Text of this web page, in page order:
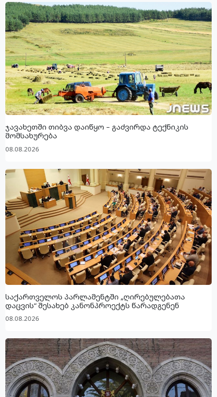
ჯავახეთში თიბვა დაიწყო – გაძვირდა ტექნიკის
მომსახურება
08.08.2026
საქართველოს პარლამენტში „ღირებულებათა
დაცვის“ შესახებ კანონპროექტს წარადგენენ
08.08.2026